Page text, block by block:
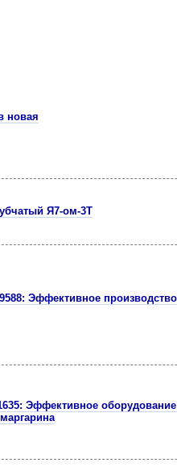
новая
Я7-ом-3Т
Эффективное
Эффективное